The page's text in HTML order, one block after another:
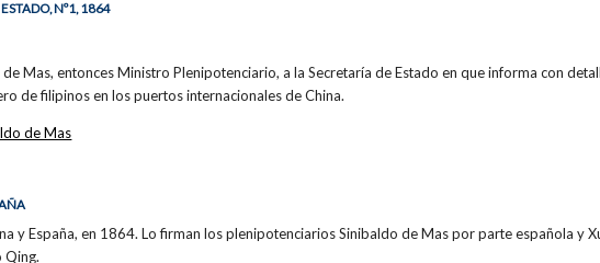
Nº1, 1864
Mas, entonces Ministro Plenipotenciario, a la Secretaría de Estado en que informa con
de filipinos en los puertos internacionales de China.
de Mas
y España, en 1864. Lo firman los plenipotenciarios Sinibaldo de Mas por parte española y
Qing.